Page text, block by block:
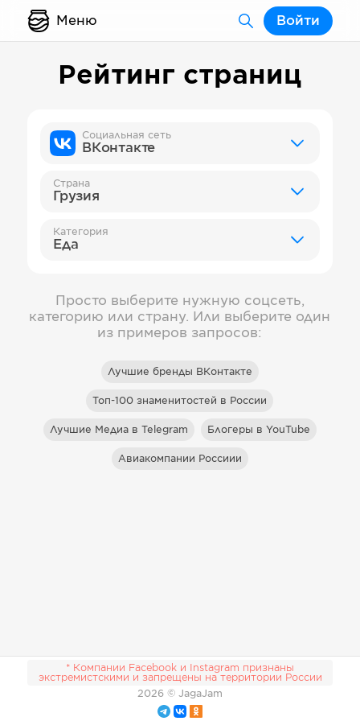
Меню Войти
Рейтинг страниц
Социальная сеть
ВКонтакте
Страна
Грузия
Категория
Еда
Просто выберите нужную соцсеть,
категорию или страну. Или выберите один
из примеров запросов:
Лучшие бренды ВКонтакте
Топ-100 знаменитостей в России
Лучшие Медиа в Telegram Блогеры в YouTube
Авиакомпании Россиии
* Компании Facebook и Instagram признаны
экстремистскими и запрещены на территории России
2026 © JagaJam